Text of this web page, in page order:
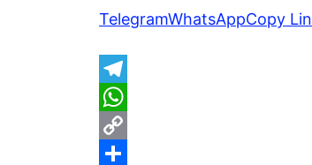
TelegramWhatsAppCopy
T
e
W
hC